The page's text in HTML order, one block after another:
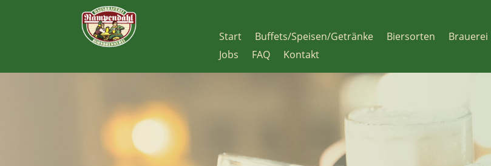
Start Buffets/Speisen/Getränke Biersorten Brauerei
Jobs
FAQ Kontakt